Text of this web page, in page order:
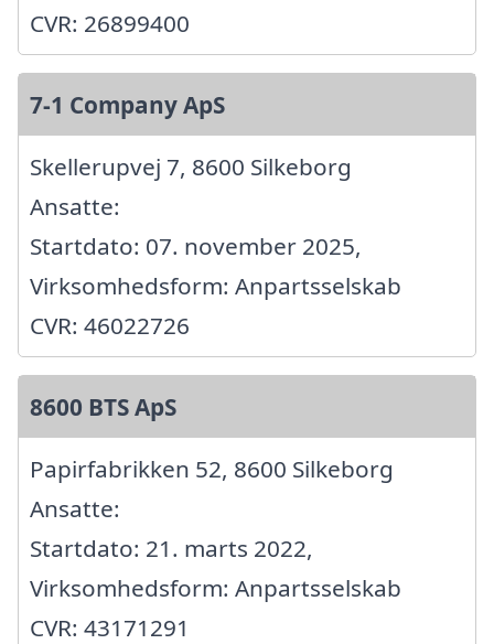
CVR: 26899400
7-1 Company ApS
Skellerupvej 7, 8600 Silkeborg
Ansatte:
Startdato: 07. november 2025,
Virksomhedsform: Anpartsselskab
CVR: 46022726
8600 BTS ApS
Papirfabrikken 52, 8600 Silkeborg
Ansatte:
Startdato: 21. marts 2022,
Virksomhedsform: Anpartsselskab
CVR: 43171291